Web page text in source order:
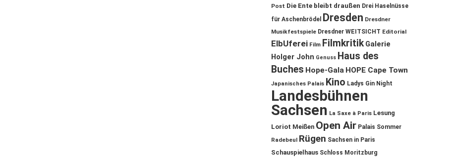
Post Die Ente bleibt draußen Drei Haselnüsse
für Aschenbrödel
Dresden Dresdner
Musikfestspiele Dresdner WEITSICHT Editorial
ElbUferei Film Filmkritik Galerie
Holger John Genuss Haus des
Buches Hope-Gala HOPE Cape Town
Japanisches Palais Kino Ladys Gin Night
Landesbühnen
Sachsen La Saxe à Paris Lesung
Loriot Meißen Open Air Palais Sommer
Radebeul Rügen Sachsen in Paris
Schauspielhaus Schloss Moritzburg